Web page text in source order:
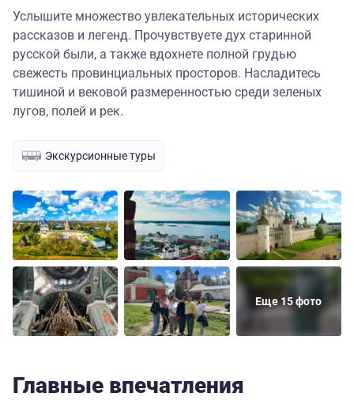
Услышите множество увлекательных исторических
рассказов и легенд. Прочувствуете дух старинной
русской были, а также вдохнете полной грудью
свежесть провинциальных просторов. Насладитесь
тишиной и вековой размеренностью среди зеленых
лугов, полей и рек.
Экскурсионные туры
Еще 15 фото
Главные впечатления